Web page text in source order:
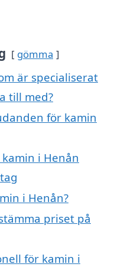
gömma
är specialiserat
till med?
för kamin
i Henån
i Henån?
priset på
för kamin i